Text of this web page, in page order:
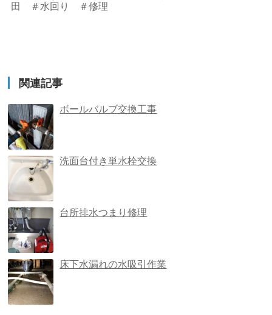
田 ＃水回り ＃修理
関連記事
ボールバルブ交換工事
洗面台付き単水栓交換
台所排水つまり修理
床下水漏れの水吸引作業